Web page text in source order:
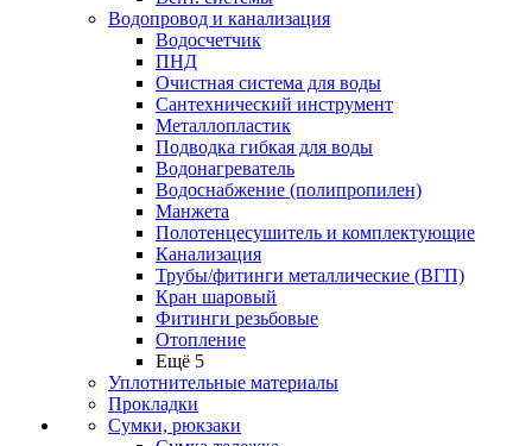
Водопровод и канализация
Водосчетчик
ПНД
Очистная система для воды
Сантехнический инструмент
Металлопластик
Подводка гибкая для воды
Водонагреватель
Водоснабжение (полипропилен)
Манжета
Полотенцесушитель и комплектующие
Канализация
Трубы/фитинги металлические (ВГП)
Кран шаровый
Фитинги резьбовые
Отопление
Ещё 5
Уплотнительные материалы
Прокладки
Сумки, рюкзаки